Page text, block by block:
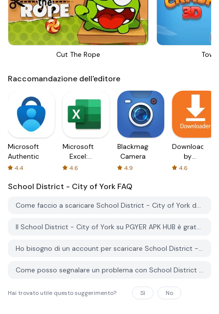
Cut The Rope
Raccomandazione dell'editore
Microsoft
Authenticator
4.4
Microsoft
Excel:
Spreadsheets
4.6
Blackmagic
Camera
4.9
Downloader
by
AFTVnews
4.6
School District - City of York FAQ
Come faccio a scaricare School District - City of York da PGYER APK HUB?
Il School District - City of York su PGYER APK HUB è gratuito?
Ho bisogno di un account per scaricare School District - City of York da PGYER APK HUB?
Come posso segnalare un problema con School District - City of York su PGYER APK HUB?
Hai trovato utile questo suggerimento? Sì No